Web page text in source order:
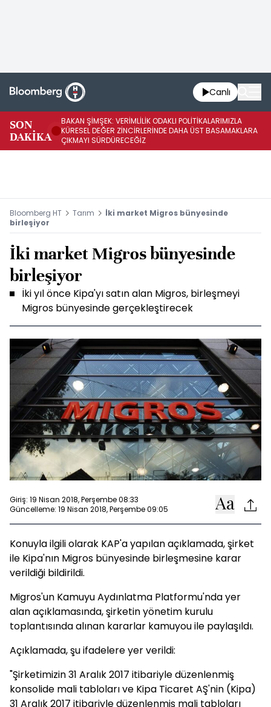
Canlı
SON
DAKİKA
BAKAN ŞİMŞEK: VERİMLİLİK ODAKLI POLİTİKALARIMIZLA
KÜRESEL DEĞER ZİNCİRLERİNDE DAHA ÜST BASAMAKLARA
ÇIKMAYI SÜRDÜRECEĞİZ
Bloomberg HT Tarım
İki market Migros bünyesinde
birleşiyor
İki market Migros bünyesinde
birleşiyor
İki yıl önce Kipa'yı satın alan Migros, birleşmeyi
Migros bünyesinde gerçekleştirecek
Giriş: 19 Nisan 2018, Perşembe 08:33
Güncelleme: 19 Nisan 2018, Perşembe 09:05
Konuyla ilgili olarak KAP'a yapılan açıklamada, şirket
ile Kipa'nın Migros bünyesinde birleşmesine karar
verildiği bildirildi.
Migros'un Kamuyu Aydınlatma Platformu'nda yer
alan açıklamasında, şirketin yönetim kurulu
toplantısında alınan kararlar kamuyou ile paylaşıldı.
Açıklamada, şu ifadelere yer verildi:
"Şirketimizin 31 Aralık 2017 itibariyle düzenlenmiş
konsolide mali tabloları ve Kipa Ticaret AŞ'nin (Kipa)
31 Aralık 2017 itibariyle düzenlenmiş mali tabloları